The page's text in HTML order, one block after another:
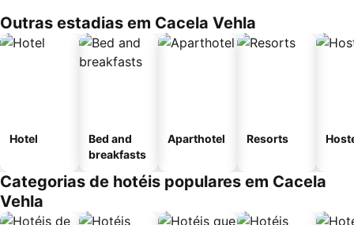
Outras estadias em Cacela Vehla
Hotel
Bed and
breakfasts
Aparthotel Resorts
Categorias de hotéis populares em Cacela
Vehla